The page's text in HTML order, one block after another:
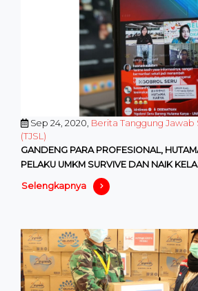
Sep 24, 2020, Berita Tanggung Jawab
(TJSL)
GANDENG PARA PROFESIONAL,
PELAKU UMKM SURVIVE DAN NAIK
PANDEMI
Selengkapnya